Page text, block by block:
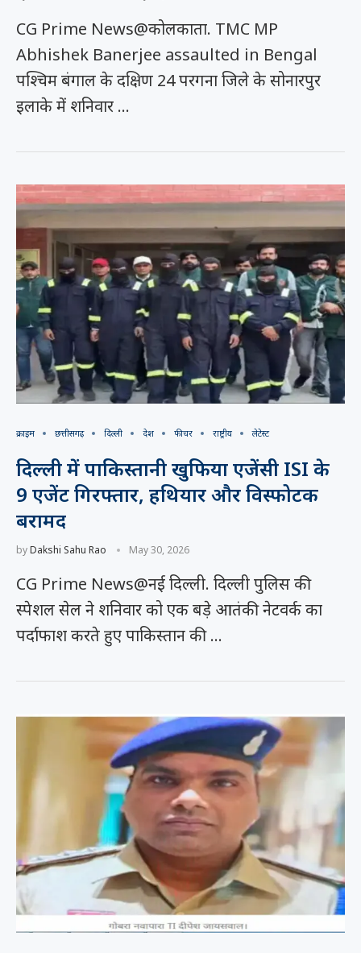
CG Prime News@कोलकाता. TMC MP
Abhishek Banerjee assaulted in Bengal
पश्चिम बंगाल के दक्षिण 24 परगना जिले के सोनारपुर
इलाके में शनिवार …
क्राइम छत्तीसगढ़ दिल्ली देश फीचर राष्ट्रीय लेटेस्ट
दिल्ली में पाकिस्तानी खुफिया एजेंसी ISI के
9 एजेंट गिरफ्तार, हथियार और विस्फोटक
बरामद
byDakshi Sahu Rao May 30, 2026
CG Prime News@नई दिल्ली. दिल्ली पुलिस की
स्पेशल सेल ने शनिवार को एक बड़े आतंकी नेटवर्क का
पर्दाफाश करते हुए पाकिस्तान की …